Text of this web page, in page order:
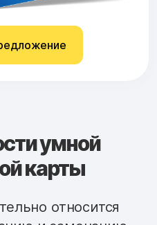
умной
карты
относится